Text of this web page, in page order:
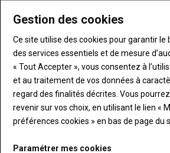
changements
10 février 2022
Les Ovinpiades, une
la promotion de
03 février 2022
Pierrick Le Labourier
d’aviculteur : 300 lots
03 février 2022
Gestion des cookies
Ce site utilise des cookies pour garantir
des services essentiels et de mesure
« Tout Accepter », vous consentez à
et au traitement de vos données à
regard des finalités décrites. Vous
revenir sur vos choix, en utilisant le lien «
préférences cookies » en bas de page du
Paramétrer mes cookies